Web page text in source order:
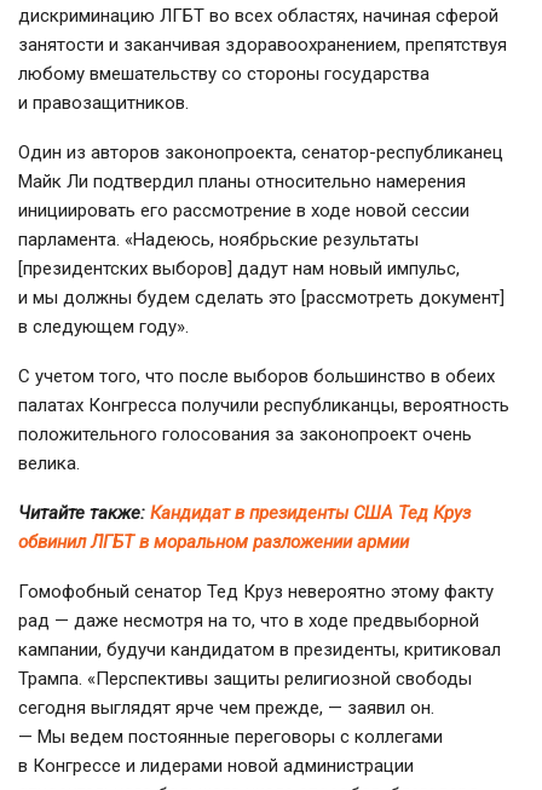
дискриминацию ЛГБТ во всех областях, начиная сферой
занятости и заканчивая здоравоохранением, препятствуя
любому вмешательству со стороны государства
и правозащитников.
Один из авторов законопроекта, сенатор-республиканец
Майк Ли подтвердил планы относительно намерения
инициировать его рассмотрение в ходе новой сессии
парламента. «Надеюсь, ноябрьские результаты
[президентских выборов] дадут нам новый импульс,
и мы должны будем сделать это [рассмотреть документ]
в следующем году».
С учетом того, что после выборов большинство в обеих
палатах Конгресса получили республиканцы, вероятность
положительного голосования за законопроект очень
велика.
Читайте также: Кандидат в президенты США Тед Круз
обвинил ЛГБТ в моральном разложении армии
Гомофобный сенатор Тед Круз невероятно этому факту
рад — даже несмотря на то, что в ходе предвыборной
кампании, будучи кандидатом в президенты, критиковал
Трампа. «Перспективы защиты религиозной свободы
сегодня выглядят ярче чем прежде, — заявил он.
— Мы ведем постоянные переговоры с коллегами
в Конгрессе и лидерами новой администрации